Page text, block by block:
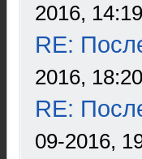
2016, 14:19
RE:
2016, 18:20
RE:
09-2016,